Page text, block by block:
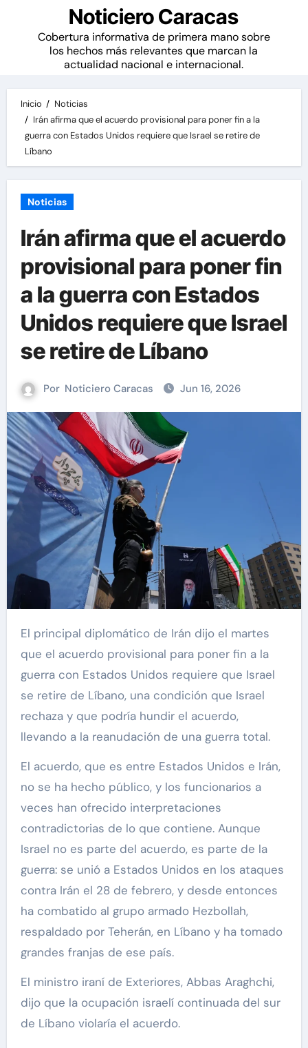
Noticiero Caracas
Cobertura informativa de primera mano sobre
los hechos más relevantes que marcan la
actualidad nacional e internacional.
Inicio
Noticias
Irán afirma que el acuerdo provisional para poner fin a la
guerra con Estados Unidos requiere que Israel se retire de
Líbano
Noticias
Irán afirma que el acuerdo
provisional para poner fin
a la guerra con Estados
Unidos requiere que Israel
se retire de Líbano
Por Noticiero Caracas Jun 16, 2026
El principal diplomático de Irán dijo el martes
que el acuerdo provisional para poner fin a la
guerra con Estados Unidos requiere que Israel
se retire de Líbano, una condición que Israel
rechaza y que podría hundir el acuerdo,
llevando a la reanudación de una guerra total.
El acuerdo, que es entre Estados Unidos e Irán,
no se ha hecho público, y los funcionarios a
veces han ofrecido interpretaciones
contradictorias de lo que contiene. Aunque
Israel no es parte del acuerdo, es parte de la
guerra: se unió a Estados Unidos en los ataques
contra Irán el 28 de febrero, y desde entonces
ha combatido al grupo armado Hezbollah,
respaldado por Teherán, en Líbano y ha tomado
grandes franjas de ese país.
El ministro iraní de Exteriores, Abbas Araghchi,
dijo que la ocupación israelí continuada del sur
de Líbano violaría el acuerdo.